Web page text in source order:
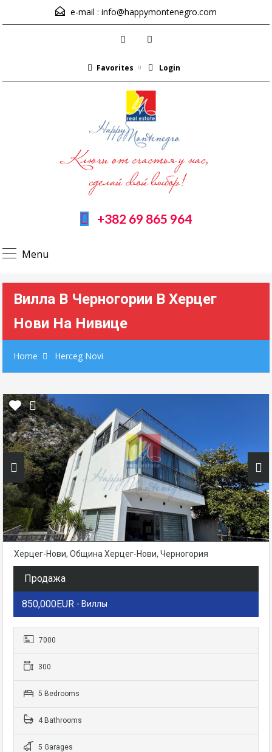
e-mail : info@happymontenegro.com
Favorites Login
+382 69 865 964
Menu
Вилла В Черногории В Херцег
Нови На Нивице
Home Herceg Novi
Херцег-Нови, Община Херцег-Нови, Черногория
Продажа
850,000EUR - Виллы
7000
300
5 Bedrooms
4 Bathrooms
5 Garages